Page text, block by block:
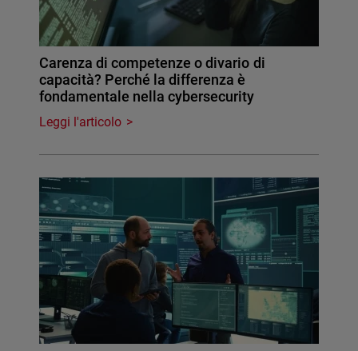
Carenza di competenze o divario di
capacità? Perché la differenza è
fondamentale nella cybersecurity
Leggi l'articolo